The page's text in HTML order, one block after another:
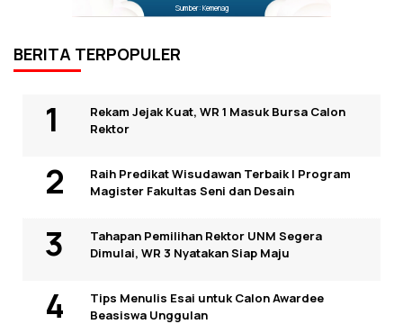
Sumber: Kemenag
BERITA TERPOPULER
Rekam Jejak Kuat, WR 1 Masuk Bursa Calon
Rektor
Raih Predikat Wisudawan Terbaik I Program
Magister Fakultas Seni dan Desain
Tahapan Pemilihan Rektor UNM Segera
Dimulai, WR 3 Nyatakan Siap Maju
Tips Menulis Esai untuk Calon Awardee
Beasiswa Unggulan